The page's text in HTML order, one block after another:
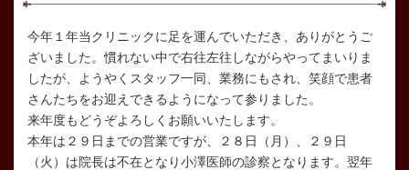
今年１年当クリニックに足を運んでいただき、ありがとうご
ざいました。慣れない中で右往左往しながらやってまいりま
したが、ようやくスタッフ一同、業務にもされ、笑顔で患者
さんたちをお迎えできるようになって参りました。
来年度もどうぞよろしくお願いいたします。
本年は２９日までの営業ですが、２８日（月）、２９日
（火）は院長は不在となり小澤医師の診察となります。翌年